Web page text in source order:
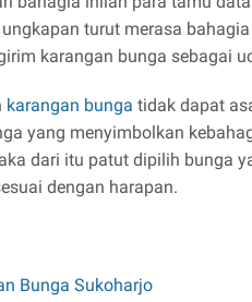
turut merasa
karangan bunga sebagai
karangan bunga tidak dapat
yang menyimbolkan
dari itu patut dipilih bunga
dengan harapan.
Bunga Sukoharjo